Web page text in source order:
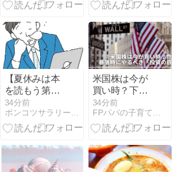
【夏休みは本
を読もう第13
弾】レブロ
ン・ジェーム
ズおすすめ本
から成功哲学
まで厳選紹介
34分前
ポンコツサラリーマンの雑記帳 - 子どもと仕事と趣味の雑記帳
米国株は今が
買い時？下落
相場で慌てな
いための投資
ルールとリバ
34分前
FPパパの子育てノート